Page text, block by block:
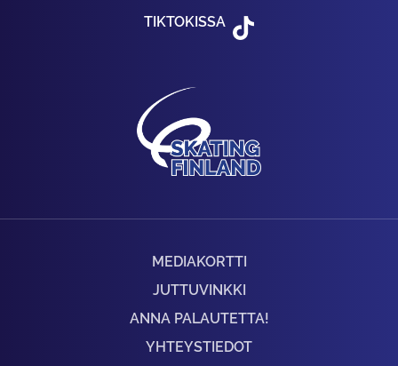
TIKTOKISSA
MEDIAKORTTI
JUTTUVINKKI
ANNA PALAUTETTA!
YHTEYSTIEDOT